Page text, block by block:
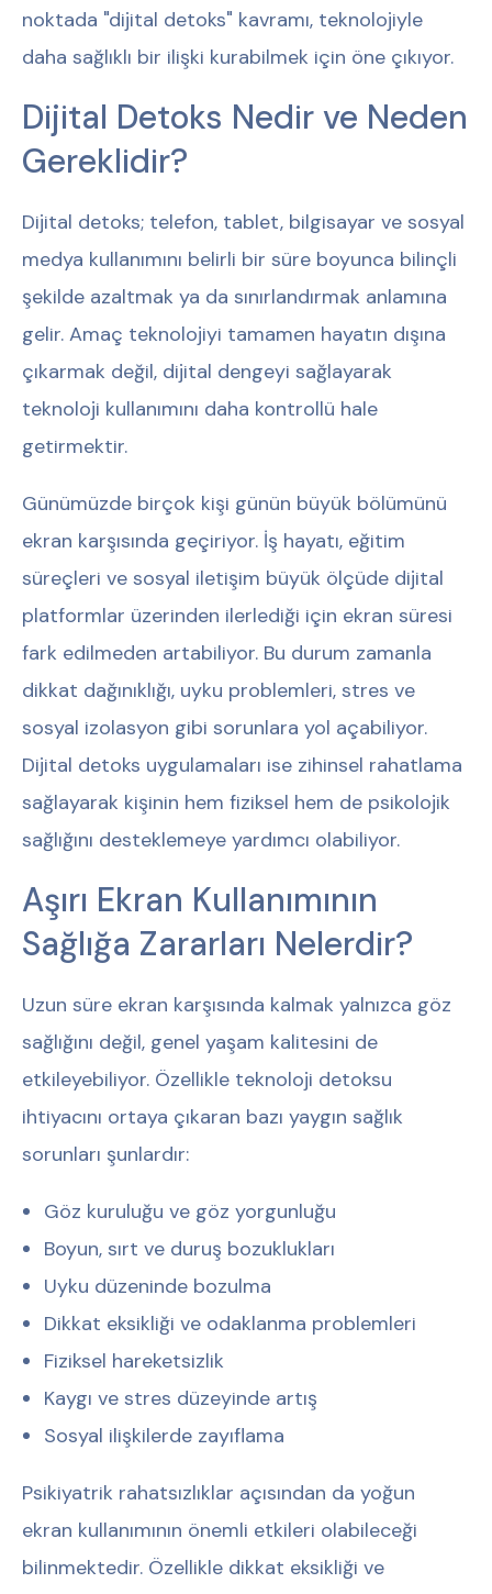
noktada "dijital detoks" kavramı, teknolojiyle
daha sağlıklı bir ilişki kurabilmek için öne çıkıyor.
Dijital Detoks Nedir ve Neden
Gereklidir?
Dijital detoks; telefon, tablet, bilgisayar ve sosyal
medya kullanımını belirli bir süre boyunca bilinçli
şekilde azaltmak ya da sınırlandırmak anlamına
gelir. Amaç teknolojiyi tamamen hayatın dışına
çıkarmak değil, dijital dengeyi sağlayarak
teknoloji kullanımını daha kontrollü hale
getirmektir.
Günümüzde birçok kişi günün büyük bölümünü
ekran karşısında geçiriyor. İş hayatı, eğitim
süreçleri ve sosyal iletişim büyük ölçüde dijital
platformlar üzerinden ilerlediği için ekran süresi
fark edilmeden artabiliyor. Bu durum zamanla
dikkat dağınıklığı, uyku problemleri, stres ve
sosyal izolasyon gibi sorunlara yol açabiliyor.
Dijital detoks uygulamaları ise zihinsel rahatlama
sağlayarak kişinin hem fiziksel hem de psikolojik
sağlığını desteklemeye yardımcı olabiliyor.
Aşırı Ekran Kullanımının
Sağlığa Zararları Nelerdir?
Uzun süre ekran karşısında kalmak yalnızca göz
sağlığını değil, genel yaşam kalitesini de
etkileyebiliyor. Özellikle teknoloji detoksu
ihtiyacını ortaya çıkaran bazı yaygın sağlık
sorunları şunlardır:
Göz kuruluğu ve göz yorgunluğu
Boyun, sırt ve duruş bozuklukları
Uyku düzeninde bozulma
Dikkat eksikliği ve odaklanma problemleri
Fiziksel hareketsizlik
Kaygı ve stres düzeyinde artış
Sosyal ilişkilerde zayıflama
Psikiyatrik rahatsızlıklar açısından da yoğun
ekran kullanımının önemli etkileri olabileceği
bilinmektedir. Özellikle dikkat eksikliği ve